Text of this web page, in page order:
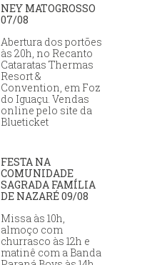
NEY MATOGROSSO
07/08
Abertura dos portões
às 20h, no Recanto
Cataratas Thermas
Resort &
Convention, em Foz
do Iguaçu. Vendas
online pelo site da
Blueticket
FESTA NA
COMUNIDADE
SAGRADA FAMÍLIA
DE NAZARÉ 09/08
Missa às 10h,
almoço com
churrasco às 12h e
matinê com a Banda